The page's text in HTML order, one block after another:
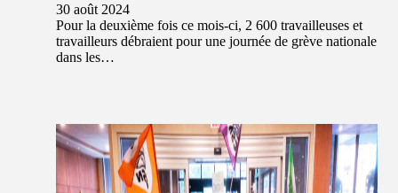
30 août 2024
Pour la deuxième fois ce mois-ci, 2 600 travailleuses et
travailleurs débraient pour une journée de grève nationale
dans les…